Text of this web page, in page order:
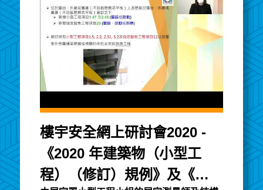
樓宇安全網上研討會2020 -
《2020 年建築物（小型工
程）（修訂）規例》及《建